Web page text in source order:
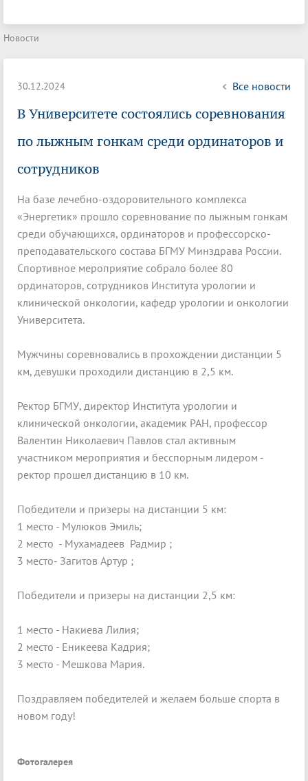
Новости
30.12.2024 Все новости
В Университете состоялись соревнования
по лыжным гонкам среди ординаторов и
сотрудников
На базе лечебно-оздоровительного комплекса
«Энергетик» прошло соревнование по лыжным гонкам
среди обучающихся, ординаторов и профессорско-
преподавательского состава БГМУ Минздрава России.
Спортивное мероприятие собрало более 80
ординаторов, сотрудников Института урологии и
клинической онкологии, кафедр урологии и онкологии
Университета.
Мужчины соревновались в прохождении дистанции 5
км, девушки проходили дистанцию в 2,5 км.
Ректор БГМУ, директор Института урологии и
клинической онкологии, академик РАН, профессор
Валентин Николаевич Павлов стал активным
участником мероприятия и бесспорным лидером -
ректор прошел дистанцию в 10 км.
Победители и призеры на дистанции 5 км:
1 место - Мулюков Эмиль;
2 место - Мухамадеев Радмир ;
3 место- Загитов Артур ;
Победители и призеры на дистанции 2,5 км:
1 место - Накиева Лилия;
2 место - Еникеева Кадрия;
3 место - Мешкова Мария.
Поздравляем победителей и желаем больше спорта в
новом году!
Фотогалерея